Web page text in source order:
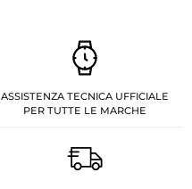
ASSISTENZA TECNICA UFFICIALE
PER TUTTE LE MARCHE